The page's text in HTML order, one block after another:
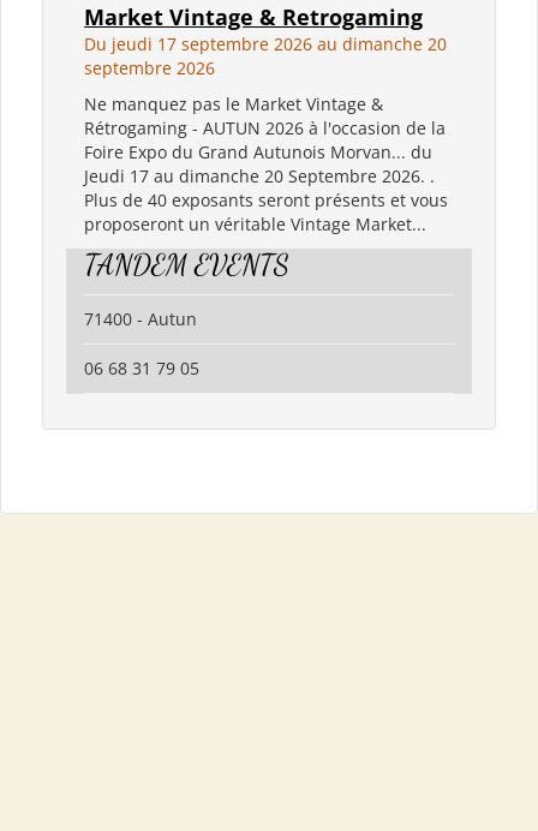
Market Vintage & Retrogaming
Du jeudi 17 septembre 2026 au dimanche 20
septembre 2026
Ne manquez pas le Market Vintage &
Rétrogaming - AUTUN 2026 à l'occasion de la
Foire Expo du Grand Autunois Morvan... du
Jeudi 17 au dimanche 20 Septembre 2026. .
Plus de 40 exposants seront présents et vous
proposeront un véritable Vintage Market...
TANDEM EVENTS
71400 - Autun
06 68 31 79 05